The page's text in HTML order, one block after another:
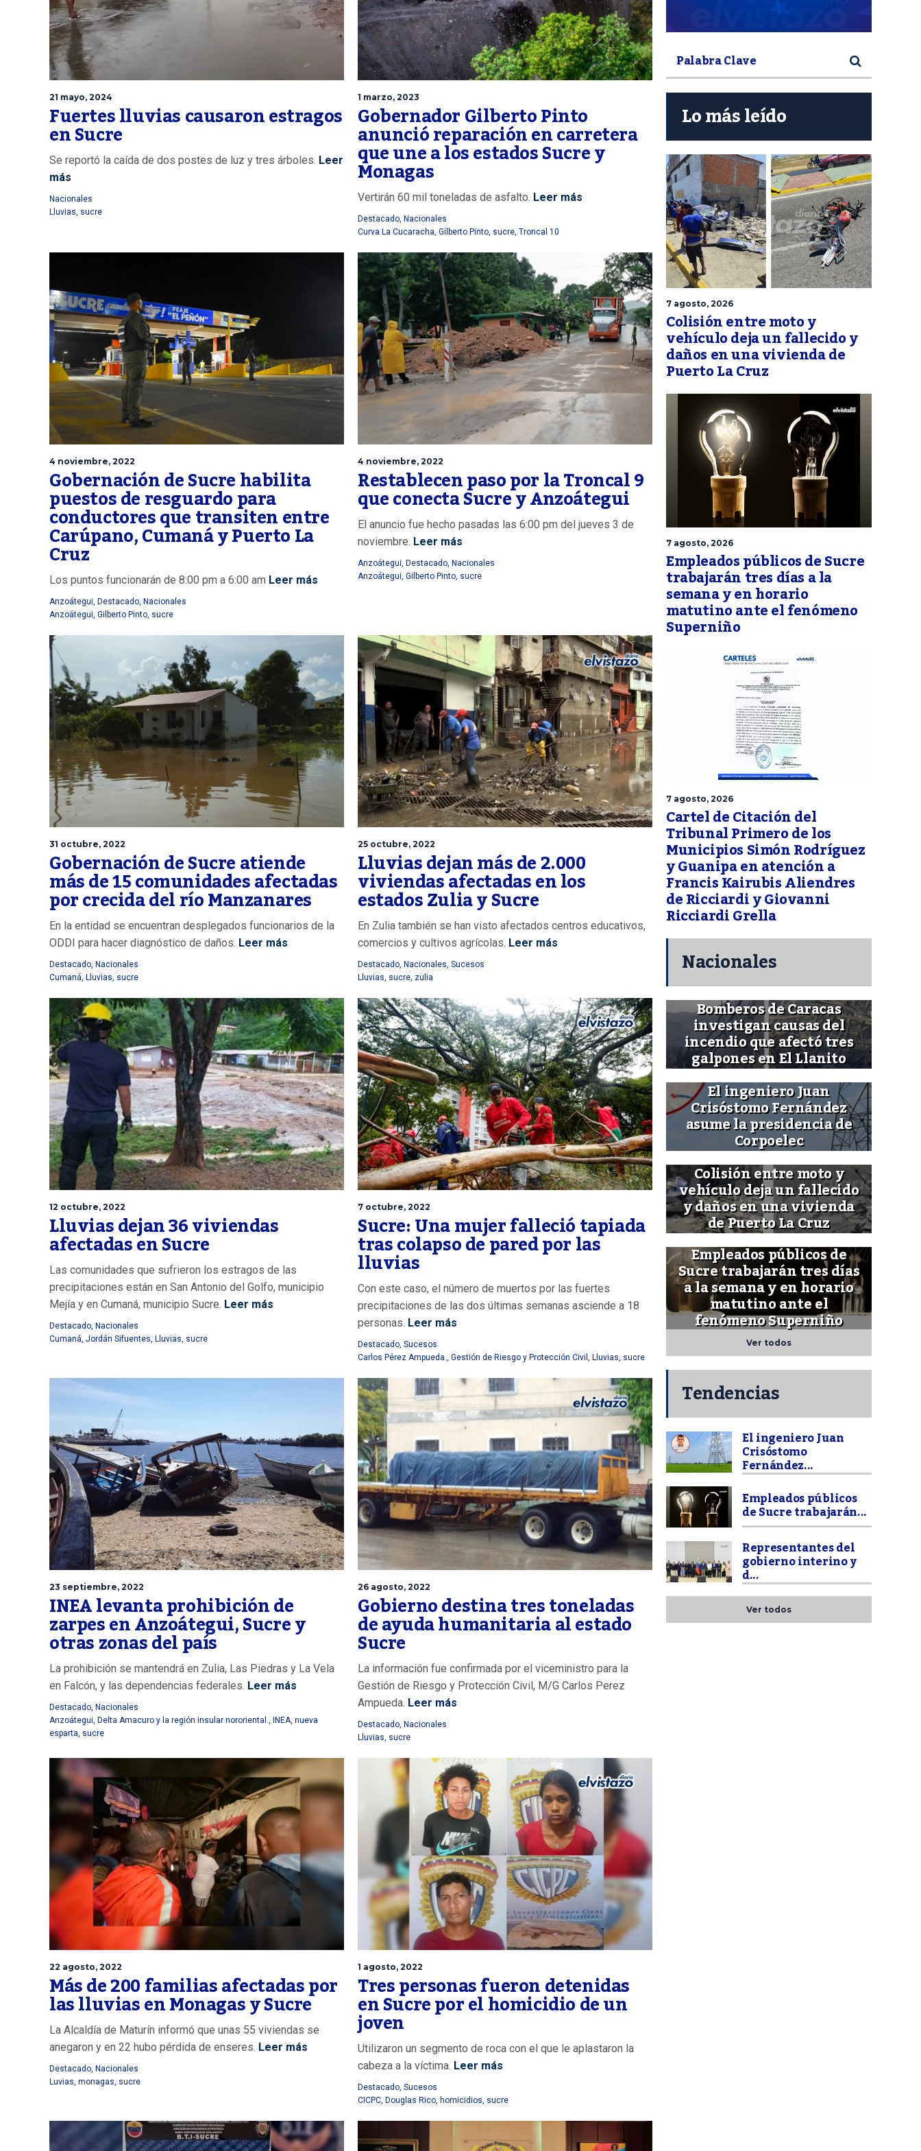
21 mayo, 2024
Fuertes lluvias causaron estragos
en Sucre
Se reportó la caída de dos postes de luz y tres árboles. Leer
más
Nacionales
Lluvias sucre
1 marzo, 2023
Gobernador Gilberto Pinto
anunció reparación en carretera
que une a los estados Sucre y
Monagas
Vertirán 60 mil toneladas de asfalto. Leer más
Destacado Nacionales
Curva La Cucaracha Gilberto Pinto sucre Troncal 10
4 noviembre, 2022
Gobernación de Sucre habilita
puestos de resguardo para
conductores que transiten entre
Carúpano, Cumaná y Puerto La
Cruz
Los puntos funcionarán de 8:00 pm a 6:00 am Leer más
Anzoátegui Destacado Nacionales
Anzoátegui Gilberto Pinto sucre
4 noviembre, 2022
Restablecen paso por la Troncal 9
que conecta Sucre y Anzoátegui
El anuncio fue hecho pasadas las 6:00 pm del jueves 3 de
noviembre. Leer más
Anzoátegui Destacado Nacionales
Anzoátegui Gilberto Pinto sucre
31 octubre, 2022
Gobernación de Sucre atiende
más de 15 comunidades afectadas
por crecida del río Manzanares
En la entidad se encuentran desplegados funcionarios de la
ODDI para hacer diagnóstico de daños. Leer más
Destacado Nacionales
Cumaná Lluvias sucre
25 octubre, 2022
Lluvias dejan más de 2.000
viviendas afectadas en los
estados Zulia y Sucre
En Zulia también se han visto afectados centros educativos,
comercios y cultivos agrícolas. Leer más
Destacado Nacionales Sucesos
Lluvias sucre zulia
12 octubre, 2022
Lluvias dejan 36 viviendas
afectadas en Sucre
Las comunidades que sufrieron los estragos de las
precipitaciones están en San Antonio del Golfo, municipio
Mejía y en Cumaná, municipio Sucre. Leer más
Destacado Nacionales
Cumaná Jordán Sifuentes Lluvias sucre
7 octubre, 2022
Sucre: Una mujer falleció tapiada
tras colapso de pared por las
lluvias
Con este caso, el número de muertos por las fuertes
precipitaciones de las dos últimas semanas asciende a 18
personas. Leer más
Destacado Sucesos
Carlos Pérez Ampueda.
Gestión de Riesgo y Protección Civil Lluvias sucre
23 septiembre, 2022
INEA levanta prohibición de
zarpes en Anzoátegui, Sucre y
otras zonas del país
La prohibición se mantendrá en Zulia, Las Piedras y La Vela
en Falcón, y las dependencias federales. Leer más
Destacado Nacionales
Anzoátegui Delta Amacuro y la región insular nororiental. INEA nueva
esparta sucre
26 agosto, 2022
Gobierno destina tres toneladas
de ayuda humanitaria al estado
Sucre
La información fue confirmada por el viceministro para la
Gestión de Riesgo y Protección Civil, M/G Carlos Perez
Ampueda. Leer más
Destacado Nacionales
Lluvias sucre
22 agosto, 2022
Más de 200 familias afectadas por
las lluvias en Monagas y Sucre
La Alcaldía de Maturín informó que unas 55 viviendas se
anegaron y en 22 hubo pérdida de enseres. Leer más
Destacado Nacionales
Luvias monagas sucre
1 agosto, 2022
Tres personas fueron detenidas
en Sucre por el homicidio de un
joven
Utilizaron un segmento de roca con el que le aplastaron la
cabeza a la víctima. Leer más
Destacado Sucesos
CICPC Douglas Rico homicidios sucre
Lo más leído
7 agosto, 2026
Colisión entre moto y
vehículo deja un fallecido y
daños en una vivienda de
Puerto La Cruz
7 agosto, 2026
Empleados públicos de Sucre
trabajarán tres días a la
semana y en horario
matutino ante el fenómeno
Superniño
7 agosto, 2026
Cartel de Citación del
Tribunal Primero de los
Municipios Simón Rodríguez
y Guanipa en atención a
Francis Kairubis Aliendres
de Ricciardi y Giovanni
Ricciardi Grella
Nacionales
Bomberos de Caracas
investigan causas del
incendio que afectó tres
galpones en El Llanito
El ingeniero Juan
Crisóstomo Fernández
asume la presidencia de
Corpoelec
Colisión entre moto y
vehículo deja un fallecido
y daños en una vivienda
de Puerto La Cruz
Empleados públicos de
Sucre trabajarán tres días
a la semana y en horario
matutino ante el
fenómeno Superniño
Ver todos
Tendencias
El ingeniero Juan
Crisóstomo
Fernández...
Empleados públicos
de Sucre trabajarán...
Representantes del
gobierno interino y
d...
Ver todos